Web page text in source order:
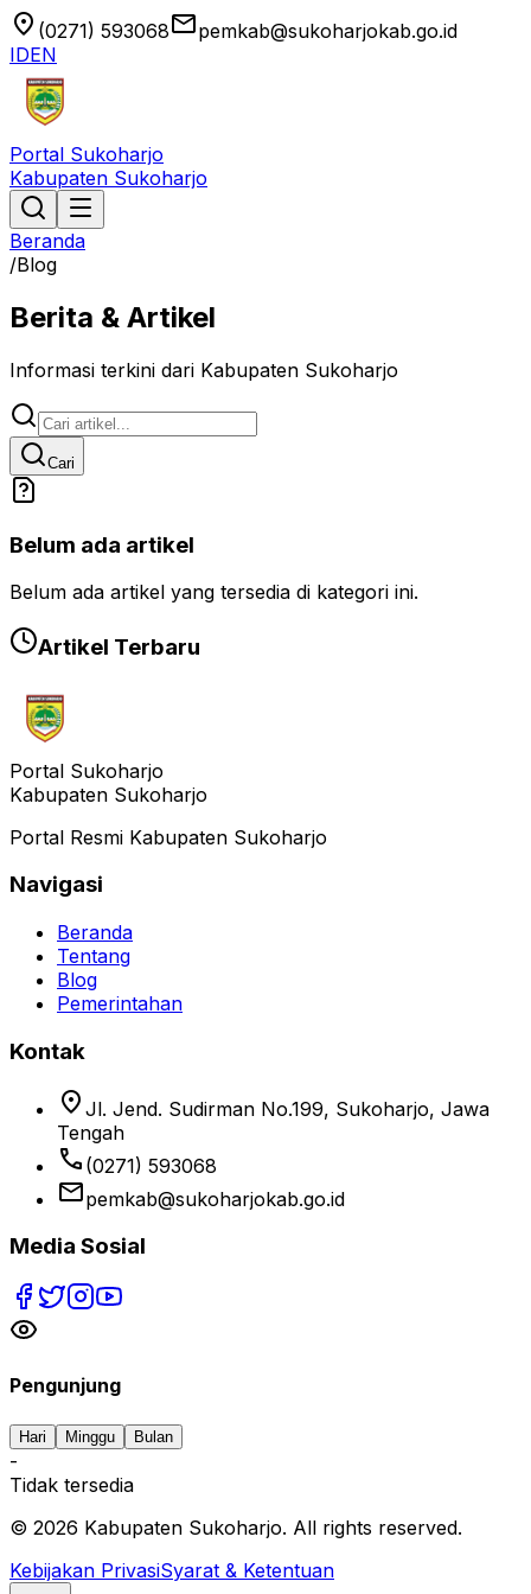
location_on (0271) 593068emailpemkab@sukoharjokab.go.id
IDEN
Portal Sukoharjo
Kabupaten Sukoharjo
Beranda
/Blog
Berita & Artikel
Informasi terkini dari Kabupaten Sukoharjo
Cari
Belum ada artikel
Belum ada artikel yang tersedia di kategori ini.
Artikel Terbaru
Portal Sukoharjo
Kabupaten Sukoharjo
Portal Resmi Kabupaten Sukoharjo
Navigasi
Beranda
Tentang
Blog
Pemerintahan
Kontak
location_on Jl. Jend. Sudirman No.199, Sukoharjo, Jawa
Tengah
phone (0271) 593068
emailpemkab@sukoharjokab.go.id
Media Sosial
Pengunjung
Hari Minggu Bulan
-
Tidak tersedia
© 2026 Kabupaten Sukoharjo. All rights reserved.
Kebijakan PrivasiSyarat & Ketentuan